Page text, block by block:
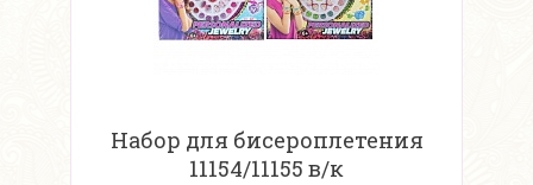
Набор для бисероплетения
11154/11155 в/к